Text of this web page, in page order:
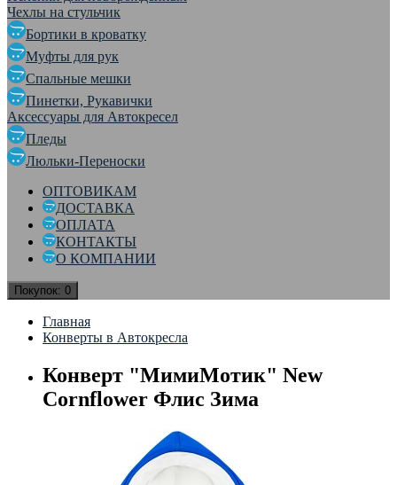
Чехлы на стульчик
Бортики в кроватку
Муфты для рук
Спальные мешки
Пинетки, Рукавички
Аксессуары для Автокресел
Пледы
Люльки-Переноски
ОПТОВИКАМ
ДОСТАВКА
ОПЛАТА
КОНТАКТЫ
О КОМПАНИИ
Покупок: 0
Главная
Конверты в Автокресла
Конверт "МимиМотик" New
Cornflower Флис Зима